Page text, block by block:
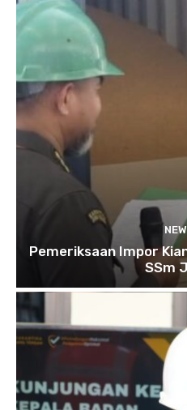
Pemeriksaan Impor
SSm